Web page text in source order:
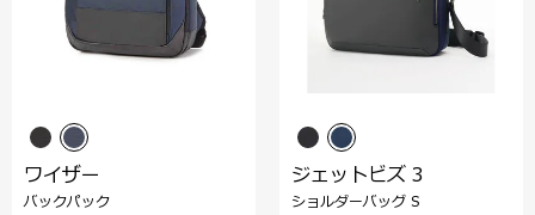
ワイザー
バックパック
ジェットビズ 3
ショルダーバッグ S